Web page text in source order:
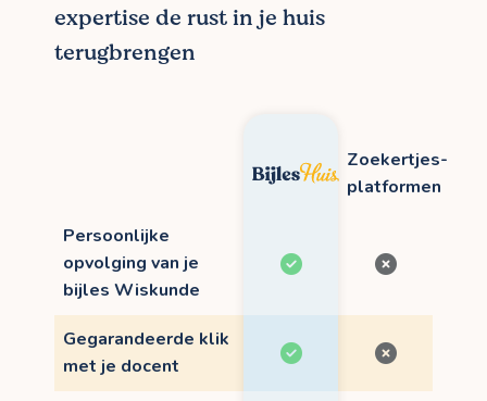
expertise de rust in je huis
terugbrengen
Zoekertjes-
platformen
Persoonlijke
opvolging van je
bijles Wiskunde
Gegarandeerde klik
met je docent